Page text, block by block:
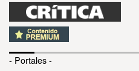
- Portales -